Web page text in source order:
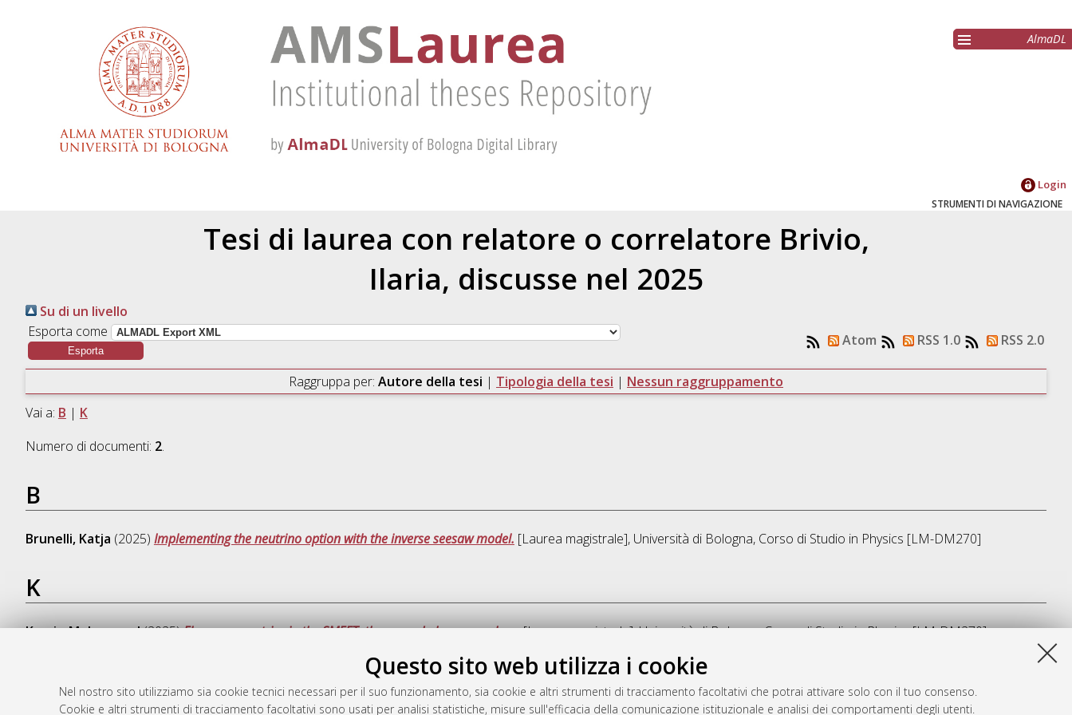
Questo sito web utilizza i cookie
Nel nostro sito utilizziamo sia cookie tecnici necessari per il suo funzionamento, sia cookie e altri strumenti di tracciamento facoltativi che potrai attivare solo con il tuo consenso.
Cookie e altri strumenti di tracciamento facoltativi sono usati per analisi statistiche, misure sull'efficacia della comunicazione istituzionale e analisi dei comportamenti degli utenti.
AlmaDL
Login
STRUMENTI DI NAVIGAZIONE
Tesi di laurea con relatore o correlatore Brivio,
Ilaria, discusse nel 2025
Su di un livello
Esporta come
Atom RSS 1.0 RSS 2.0
Raggruppa per: Autore della tesi | Tipologia della tesi | Nessun raggruppamento
Vai a: B | K
Numero di documenti: 2.
B
Brunelli, Katja (2025) Implementing the neutrino option with the inverse seesaw model. [Laurea magistrale], Università di Bologna, Corso di Studio in Physics [LM-DM270]
K
Kassir, Mohammad(2025)Flavor symmetries in the SMEFT: theory and phenomenology.[Laurea magistrale], Università di Bologna, Corso di Studio inPhysics [LM-DM270]
Questa lista e' stata generata il